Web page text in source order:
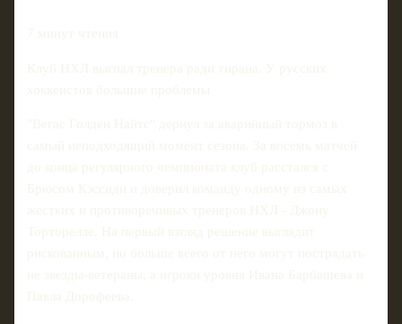
7 минут чтения
Клуб НХЛ выгнал тренера ради тирана. У русских
хоккеистов большие проблемы
"Вегас Голден Найтс" дернул за аварийный тормоз в
самый неподходящий момент сезона. За восемь матчей
до конца регулярного чемпионата клуб расстался с
Брюсом Кэссиди и доверил команду одному из самых
жестких и противоречивых тренеров НХЛ - Джону
Торторелле. На первый взгляд решение выглядит
рискованным, но больше всего от него могут пострадать
не звезды-ветераны, а игроки уровня Ивана Барбашева и
Павла Дорофеева.